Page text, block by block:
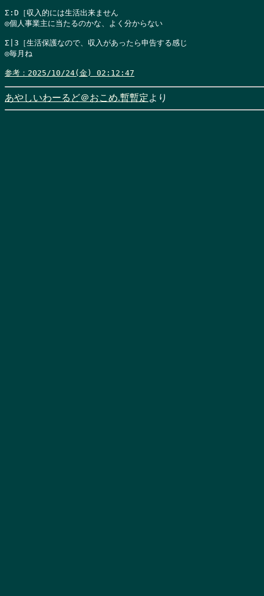
Σ:D［収入的には生活出来ません
◎個人事業主に当たるのかな、よく分からない
Σ|3［生活保護なので、収入があったら申告する感じ
◎毎月ね
参考：2025/10/24(金) 02:12:47
あやしいわーるど＠おこめ.暫暫定より